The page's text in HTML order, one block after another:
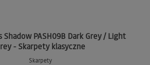
Shadow PASH09B Dark Grey / Light
- Skarpety klasyczne
Skarpety